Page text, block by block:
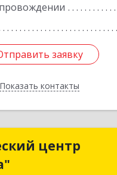
заявку
Показать контакты
заявку
Назад
центр